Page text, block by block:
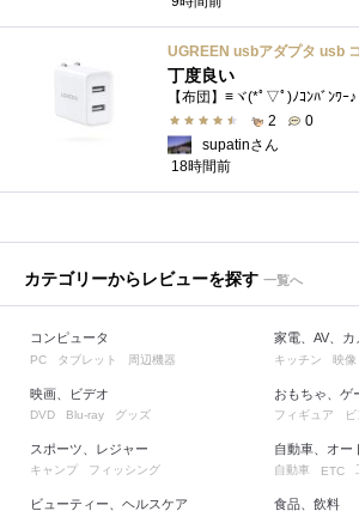
丁度良い
【布団】≡ヾ(*ﾟ▽ﾟ)ﾉｺﾝﾊﾞﾝﾜｰ
2
0
supatinさん
18時間前
カテゴリーからレビューを探す 一覧へ
コンピュータ
PC タブレット 周辺機器
映画、ビデオ
DVD Blu-ray グッズ
スポーツ、レジャー
キャンプ フィッシング
ビューティー、ヘルスケア
家電、AV、カ
キッチン 映像
おもちゃ、ゲ
フィギュア
自動車、オー
自動車 ETC
食品、飲料